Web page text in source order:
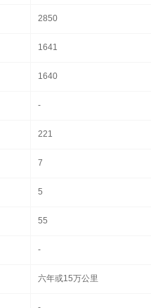
2850
1641
1640
-
221
7
5
55
-
六年或15万公里